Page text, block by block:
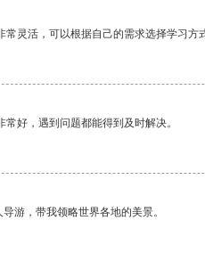
灵活，可以根据自己的需求选择学习方
好，遇到问题都能得到及时解决。
游，带我领略世界各地的美景。